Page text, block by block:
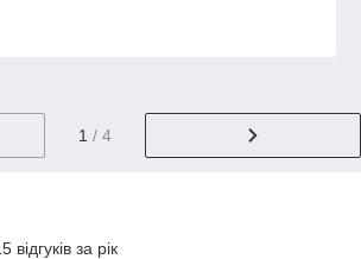
1 / 4
за рік